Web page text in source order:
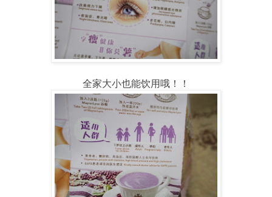
全家大小也能饮用哦！！